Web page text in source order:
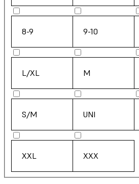
8-9 9-10
L/XL M
S/M UNI
XXL XXX